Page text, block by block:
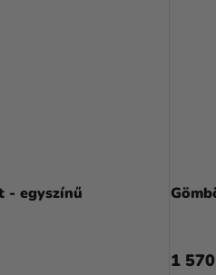
- egyszínű
1